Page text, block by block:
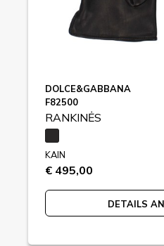
DOLCE&GABBANA
F82500
RANKINĖS
KAIN
€ 495,00
DETAILS